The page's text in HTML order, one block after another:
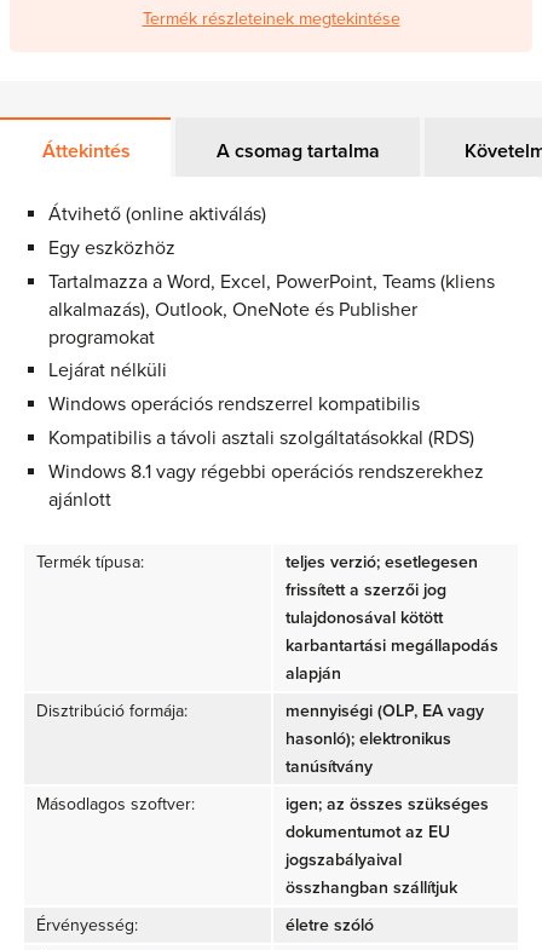
Termék részleteinek megtekintése
Áttekintés A csomag tartalma
Átvihető (online aktiválás)
Egy eszközhöz
Tartalmazza a Word, Excel, PowerPoint, Teams (kliens
alkalmazás), Outlook, OneNote és Publisher
programokat
Lejárat nélküli
Windows operációs rendszerrel kompatibilis
Kompatibilis a távoli asztali szolgáltatásokkal (RDS)
Windows 8.1 vagy régebbi operációs rendszerekhez
ajánlott
Termék típusa:
teljes verzió; esetlegesen
frissített a szerzői jog
tulajdonosával kötött
karbantartási megállapodás
alapján
Disztribúció formája:
mennyiségi (OLP, EA vagy
hasonló); elektronikus
tanúsítvány
Másodlagos szoftver:
igen; az összes szükséges
dokumentumot az EU
jogszabályaival
összhangban szállítjuk
Érvényesség:
életre szóló